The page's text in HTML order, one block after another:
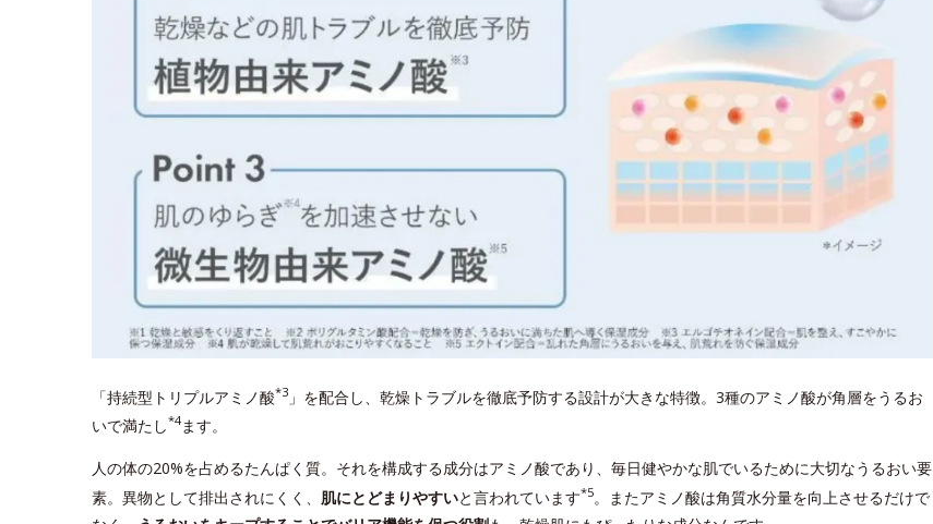
「持続型トリプルアミノ酸*3 」を配合し、乾燥トラブルを徹底予防する設計が大きな特徴。3種のアミノ酸が角層をうるお
いで満たし*4ます。
人の体の20%を占めるたんぱく質。それを構成する成分はアミノ酸であり、毎日健やかな肌でいるために大切なうるおい要
素。異物として排出されにくく、 肌にとどまりやすいと言われています*5。またアミノ酸は角質水分量を向上させるだけで